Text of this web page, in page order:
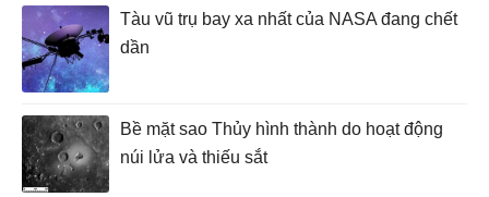
Tàu vũ trụ bay xa nhất của NASA đang chết
dần
Bề mặt sao Thủy hình thành do hoạt động
núi lửa và thiếu sắt